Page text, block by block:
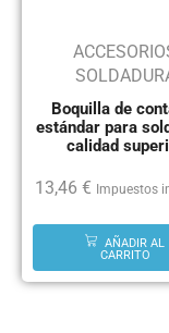
Boquilla de
estándar para
calidad
13,46 € Impuestos
AÑADIR AL
CARRITO